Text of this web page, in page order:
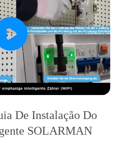
De Instalação Do
SOLARMAN